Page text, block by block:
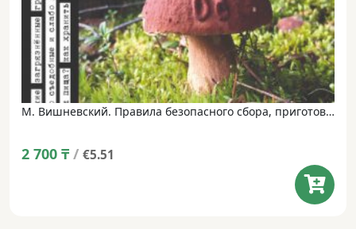
М. Вишневский. Правила безопасного сбора, приготовления и заготовки грибов в XXI веке.
2 700 ₸ / €5.51